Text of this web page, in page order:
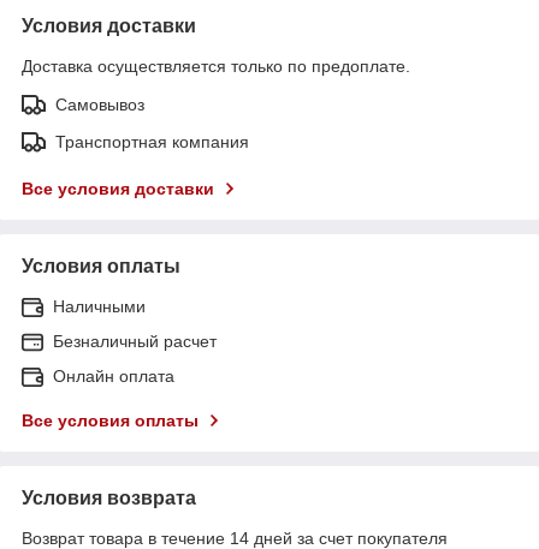
Условия доставки
Доставка осуществляется только по предоплате.
Самовывоз
Транспортная компания
Все условия доставки
Условия оплаты
Наличными
Безналичный расчет
Онлайн оплата
Все условия оплаты
Условия возврата
Возврат товара в течение 14 дней за счет покупателя